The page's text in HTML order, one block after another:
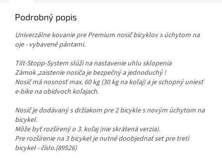
Podrobný popis
Univerzálne kovanie pre Premium nosič bicyklov s úchytom na
oje - vybavené pántami.
Tilt-Stopp-System slúži na nastavenie uhlu sklopenia
Zámok ,zaistenie nosiča je bezpečný a jednoduchý !
Nosič má nosnosť max. 60 kg (30 kg na koľaj) a je schopný uniesť
e-bike na obidvoch koľajach.
Nosič je dodávaný s držiakom pre 2 bicykle s novým úchytom na
bicykel.
Môže byť rozšírený o 3. koľaj (nie skrátená verzia).
Pre rozšírenie na 3 bicykel je nutné doobjednať set pre tretí
bicykel - číslo.(89526)